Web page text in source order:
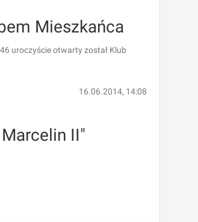
Mieszkańca
uroczyście otwarty został Klub
16.06.2014, 14:08
II"